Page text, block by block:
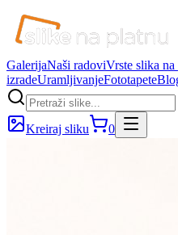
GalerijaNaši radoviVrste slika na
izradeUramljivanjeFototapete
Kreiraj sliku 0